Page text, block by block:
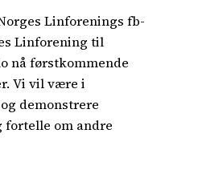
Linforenings fb-
Linforening til
nå førstkommende
Vi vil være i
demonstrere
fortelle om andre